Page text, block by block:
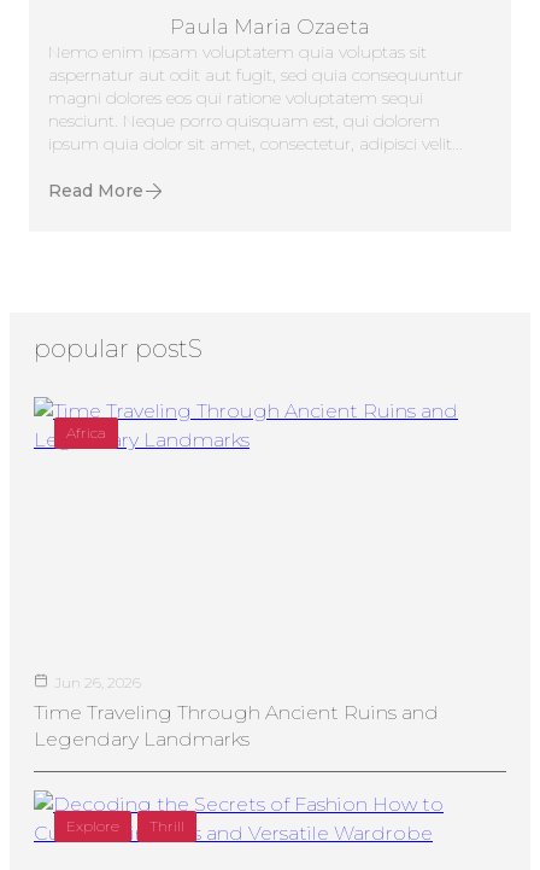
Paula Maria Ozaeta
Nemo enim ipsam voluptatem quia voluptas sit
aspernatur aut odit aut fugit, sed quia consequuntur
magni dolores eos qui ratione voluptatem sequi
nesciunt. Neque porro quisquam est, qui dolorem
ipsum quia dolor sit amet, consectetur, adipisci velit...
Read More
popular postS
Africa
Jun 26, 2026
Time Traveling Through Ancient Ruins and
Legendary Landmarks
Explore Thrill